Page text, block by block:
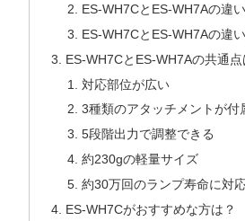
ES-WH7CとES-WH7Aの違
ES-WH7CとES-WH7Aの違
ES-WH7CとES-WH7Aの共通点
対応部位が広い
3種類のアタッチメントが付
5段階出力で調整できる
約230gの軽量サイズ
約30万回のランプ寿命に対
ES-WH7Cがおすすめな方は？